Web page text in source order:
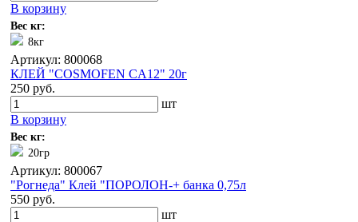
В корзину
Вес кг:
8кг
Артикул: 800068
КЛЕЙ "COSMOFEN CA12" 20г
250 руб.
шт
В корзину
Вес кг:
20гр
Артикул: 800067
"Рогнеда" Клей "ПОРОЛОН-+ банка 0,75л
550 руб.
шт